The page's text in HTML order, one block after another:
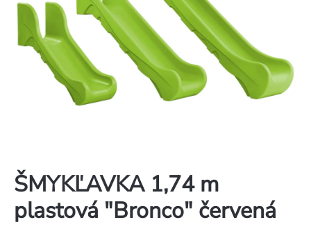
ŠMYKĽAVKA 1,74 m
plastová "Bronco" červená